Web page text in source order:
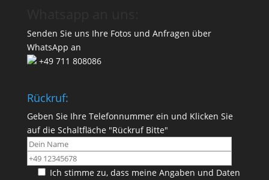
Senden Sie uns Ihre Fotos und Anfragen über
WhatsApp an
+49 711 808086
Rückruf:
Geben Sie Ihre Telefonnummer ein und Klicken Sie
auf die Schaltfläche "Rückruf Bitte"
Ich stimme zu, dass meine Angaben und Daten